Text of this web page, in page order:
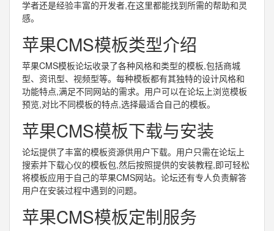
学者还是经验丰富的开发者,在这里都能找到所需的帮助和灵
感。
苹果CMS模板类型介绍
苹果CMS模板论坛收录了各种风格和类型的模板,包括商城
型、资讯型、视频型等。每种模板都有其独特的设计风格和
功能特点,满足不同网站的需求。用户可以在论坛上浏览模板
预览,对比不同模板的特点,选择最适合自己的模板。
苹果CMS模板下载与安装
论坛提供了丰富的模板资源供用户下载。用户只需在论坛上
搜索并下载心仪的模板包,然后按照提供的安装教程,即可轻松
将模板应用于自己的苹果CMS网站。论坛还有专人负责解答
用户在安装过程中遇到的问题。
苹果CMS模板定制服务